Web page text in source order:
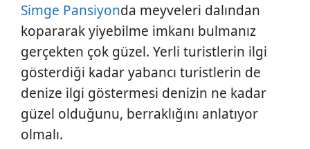
Simge Pansiyonda meyveleri dalından
kopararak yiyebilme imkanı bulmanız
gerçekten çok güzel. Yerli turistlerin ilgi
gösterdiği kadar yabancı turistlerin de
denize ilgi göstermesi denizin ne kadar
güzel olduğunu, berraklığını anlatıyor
olmalı.